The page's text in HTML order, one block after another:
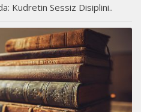
Kudretin Sessiz Disiplini..